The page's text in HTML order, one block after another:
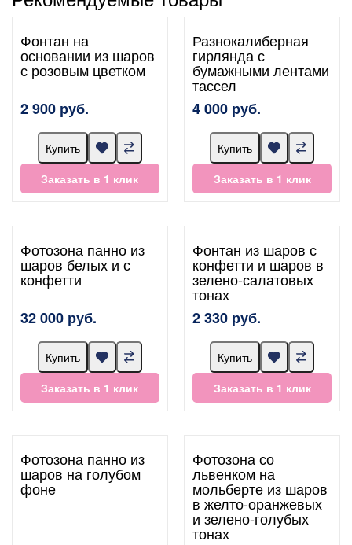
Фонтан на
основании из шаров
с розовым цветком
2 900 руб.
Купить
Заказать в 1 клик
Разнокалиберная
гирлянда с
бумажными лентами
тассел
4 000 руб.
Купить
Заказать в 1 клик
Фотозона панно из
шаров белых и с
конфетти
32 000 руб.
Купить
Заказать в 1 клик
Фонтан из шаров с
конфетти и шаров в
зелено-салатовых
тонах
2 330 руб.
Купить
Заказать в 1 клик
Фотозона панно из
шаров на голубом
фоне
Фотозона со
львенком на
мольберте из шаров
в желто-оранжевых
и зелено-голубых
тонах